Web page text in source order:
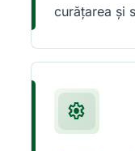
curățarea și
settings